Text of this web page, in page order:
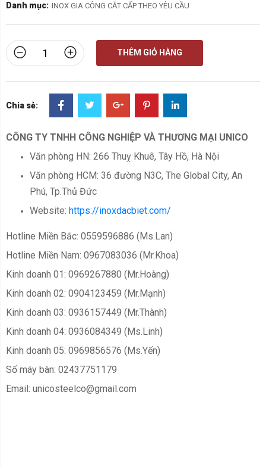
Danh mục: INOX GIA CÔNG CẮT CẤP THEO YÊU CẦU
THÊM GIỎ HÀNG
Chia sẻ:
CÔNG TY TNHH CÔNG NGHIỆP VÀ THƯƠNG MẠI UNICO
Văn phòng HN: 266 Thuỵ Khuê, Tây Hồ, Hà Nội
Văn phòng HCM: 36 đường N3C, The Global City, An
Phú, Tp.Thủ Đức
Website: https://inoxdacbiet.com/
Hotline Miền Bắc: 0559596886 (Ms.Lan)
Hotline Miền Nam: 0967083036 (Mr.Khoa)
Kinh doanh 01: 0969267880 (Mr.Hoàng)
Kinh doanh 02: 0904123459 (Mr.Mạnh)
Kinh doanh 03: 0936157449 (Mr.Thành)
Kinh doanh 04: 0936084349 (Ms.Linh)
Kinh doanh 05: 0969856576 (Ms.Yến)
Số máy bàn: 02437751179
Email: unicosteelco@gmail.com